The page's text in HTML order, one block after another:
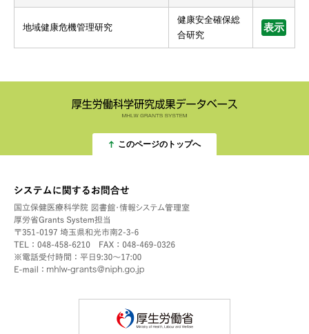
地域健康危機管理研究
健康安全確保総
合研究
表示
このページのトップへ